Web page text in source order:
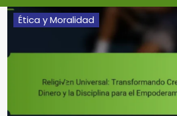
Skip
Ética y Moralidad